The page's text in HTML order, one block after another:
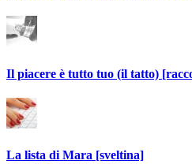
Il piacere è tutto tuo (il tatto)
La lista di Mara [sveltina]